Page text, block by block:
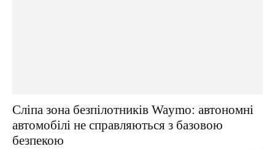
Сліпа зона безпілотників Waymo: автономні
автомобілі не справляються з базовою
безпекою